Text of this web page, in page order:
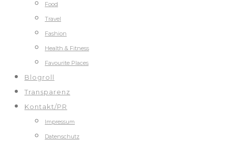
Food
Travel
Fashion
Health & Fitness
Favourite Places
Blogroll
Transparenz
Kontakt/PR
Impressum
Datenschutz